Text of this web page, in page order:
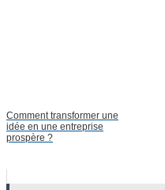
Comment transformer une
idée en une entreprise
prospère ?